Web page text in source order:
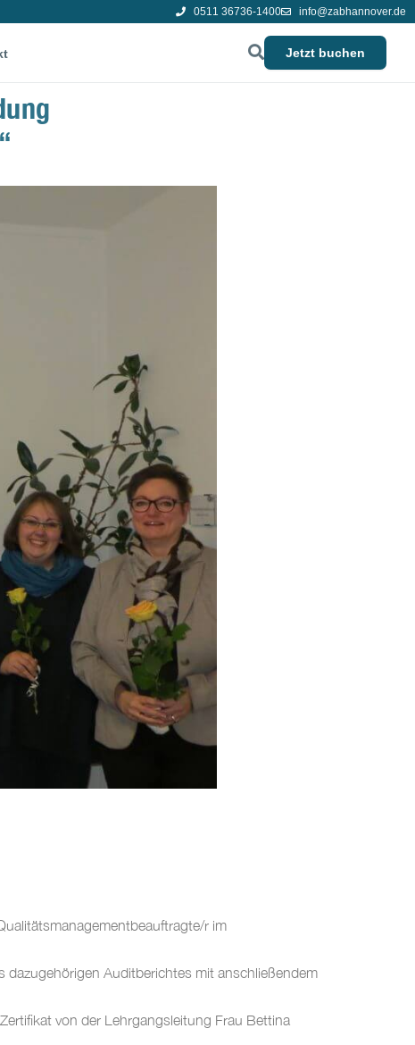
0511 36736-1400 info@zabhannover.de
Jetzt buchen
r im
Auditberichtes mit anschließendem
von der Lehrgangsleitung Frau Bettina